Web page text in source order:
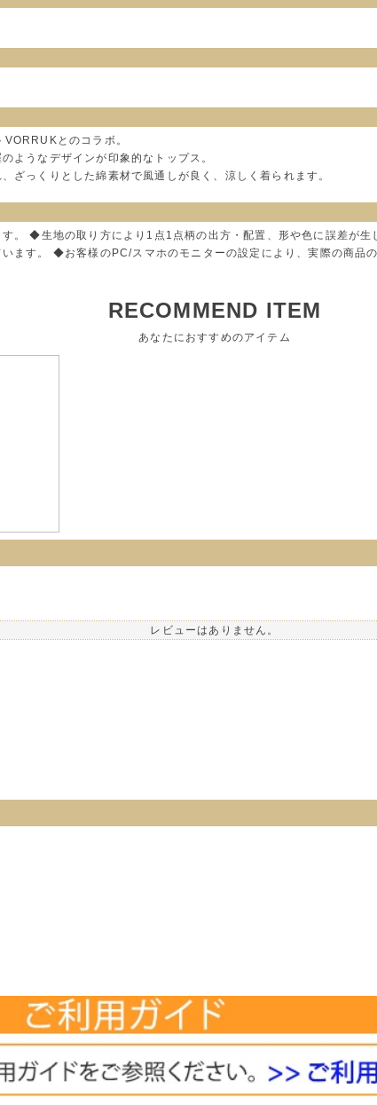
とのコラボ。
ようなデザインが印象的なトップス。
ざっくりとした綿素材で風通しが良く、涼しく着られます。
。 ◆生地の取り方により1点1点柄の出方・配置、形や色に誤差が
ます。 ◆お客様のPC/スマホのモニターの設定により、実際の商品
RECOMMEND ITEM
あなたにおすすめのアイテム
レビューはありません。